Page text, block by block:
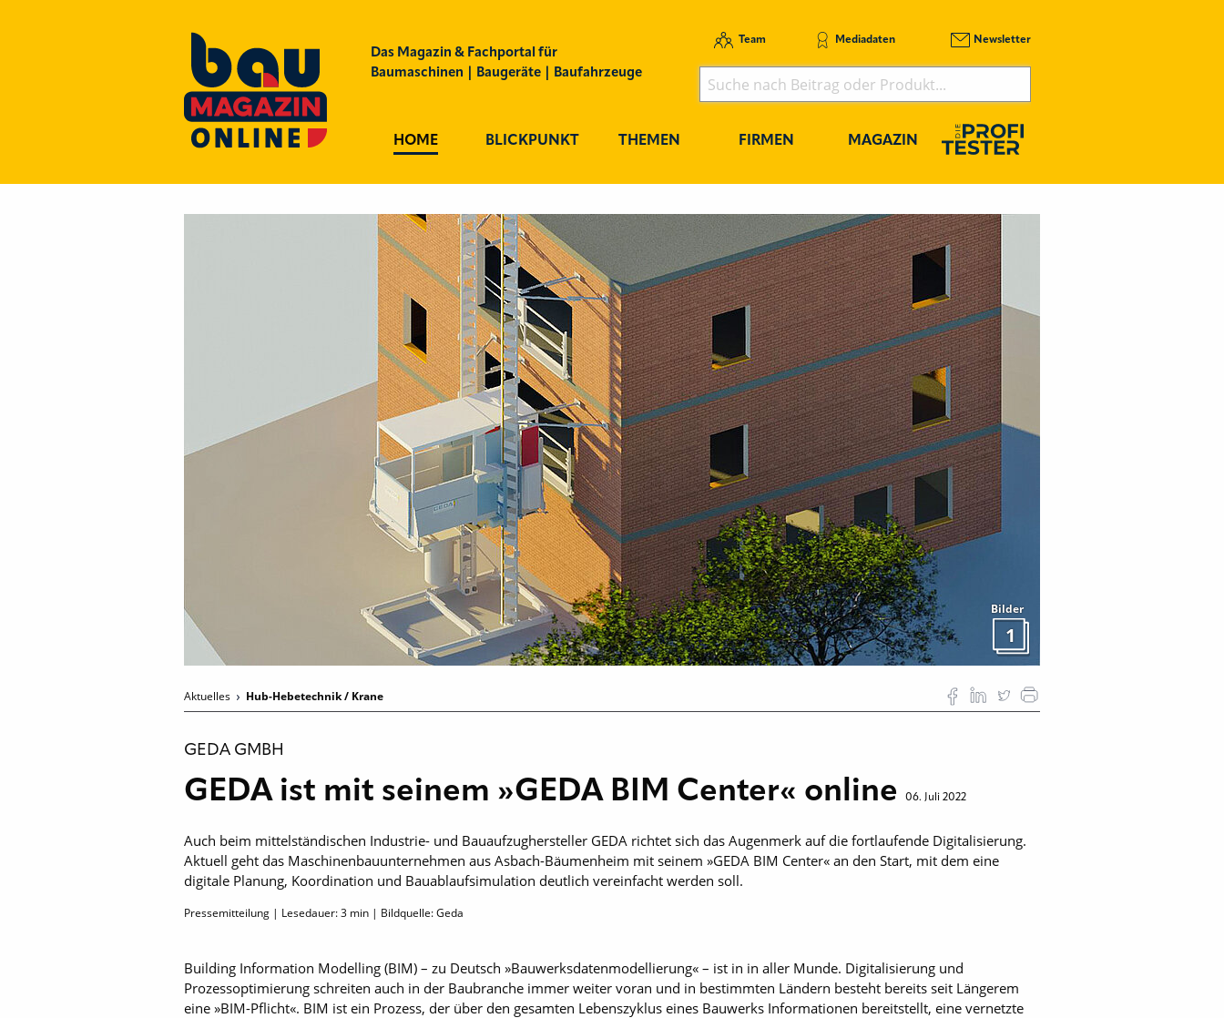
Das Magazin & Fachportal für
Baumaschinen | Baugeräte | Baufahrzeuge
Team Mediadaten Newsletter
HOME BLICKPUNKT THEMEN FIRMEN MAGAZIN
Bilder
1
Aktuelles Hub-Hebetechnik / Krane
GEDA GMBH
GEDA ist mit seinem »GEDA BIM Center« online 06. Juli 2022
Auch beim mittelständischen Industrie- und Bauaufzughersteller GEDA richtet sich das Augenmerk auf die fortlaufende Digitalisierung.
Aktuell geht das Maschinenbauunternehmen aus Asbach-Bäumenheim mit seinem »GEDA BIM Center« an den Start, mit dem eine
digitale Planung, Koordination und Bauablaufsimulation deutlich vereinfacht werden soll.
Pressemitteilung | Lesedauer:3 min | Bildquelle: Geda
Building Information Modelling (BIM) – zu Deutsch »Bauwerksdatenmodellierung« – ist in in aller Munde. Digitalisierung und
Prozessoptimierung schreiten auch in der Baubranche immer weiter voran und in bestimmten Ländern besteht bereits seit Längerem
eine »BIM-Pflicht«. BIM ist ein Prozess, der über den gesamten Lebenszyklus eines Bauwerks Informationen bereitstellt, eine vernetzte